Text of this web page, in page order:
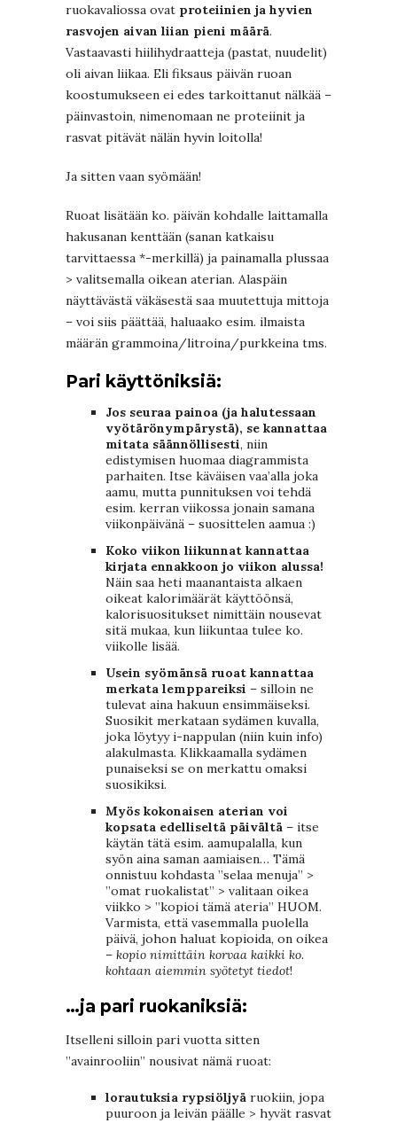
ruokavaliossa ovat proteiinien ja hyvien
rasvojen aivan liian pieni määrä.
Vastaavasti hiilihydraatteja (pastat, nuudelit)
oli aivan liikaa. Eli fiksaus päivän ruoan
koostumukseen ei edes tarkoittanut nälkää –
päinvastoin, nimenomaan ne proteiinit ja
rasvat pitävät nälän hyvin loitolla!
Ja sitten vaan syömään!
Ruoat lisätään ko. päivän kohdalle laittamalla
hakusanan kenttään (sanan katkaisu
tarvittaessa *-merkillä) ja painamalla plussaa
> valitsemalla oikean aterian. Alaspäin
näyttävästä väkäsestä saa muutettuja mittoja
– voi siis päättää, haluaako esim. ilmaista
määrän grammoina/litroina/purkkeina tms.
Pari käyttöniksiä:
Jos seuraa painoa (ja halutessaan
vyötärönympärystä), se kannattaa
mitata säännöllisesti, niin
edistymisen huomaa diagrammista
parhaiten. Itse käväisen vaa’alla joka
aamu, mutta punnituksen voi tehdä
esim. kerran viikossa jonain samana
viikonpäivänä – suosittelen aamua :)
Koko viikon liikunnat kannattaa
kirjata ennakkoon jo viikon alussa!
Näin saa heti maanantaista alkaen
oikeat kalorimäärät käyttöönsä,
kalorisuositukset nimittäin nousevat
sitä mukaa, kun liikuntaa tulee ko.
viikolle lisää.
Usein syömänsä ruoat kannattaa
merkata lemppareiksi – silloin ne
tulevat aina hakuun ensimmäiseksi.
Suosikit merkataan sydämen kuvalla,
joka löytyy i-nappulan (niin kuin info)
alakulmasta. Klikkaamalla sydämen
punaiseksi se on merkattu omaksi
suosikiksi.
Myös kokonaisen aterian voi
kopsata edelliseltä päivältä – itse
käytän tätä esim. aamupalalla, kun
syön aina saman aamiaisen… Tämä
onnistuu kohdasta ”selaa menuja” >
”omat ruokalistat” > valitaan oikea
viikko > ”kopioi tämä ateria” HUOM.
Varmista, että vasemmalla puolella
päivä, johon haluat kopioida, on oikea
– kopio nimittäin korvaa kaikki ko.
kohtaan aiemmin syötetyt tiedot!
…ja pari ruokaniksiä:
Itselleni silloin pari vuotta sitten
”avainrooliin” nousivat nämä ruoat:
lorautuksia rypsiöljyä ruokiin, jopa
puuroon ja leivän päälle > hyvät rasvat